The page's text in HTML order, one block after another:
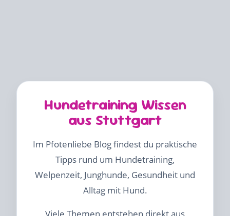
Hundetraining Wissen
aus Stuttgart
Im Pfotenliebe Blog findest du praktische
Tipps rund um Hundetraining,
Welpenzeit, Junghunde, Gesundheit und
Alltag mit Hund.